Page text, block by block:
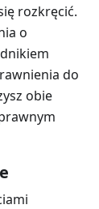
rozkręcić.
o
do
obie